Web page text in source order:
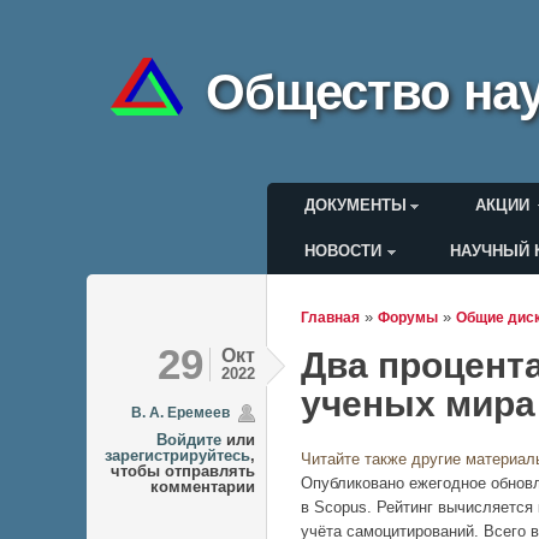
Общество
Главное меню
ДОКУМЕНТЫ АКЦИИ
Меню
НОВОСТИ НАУЧНЫЙ
Вы здесь
Главная » Форумы » Общие
29 Окт
2022
В. А. Еремеев
Войдите или
зарегистрируйтесь,
чтобы отправлять
комментарии
Два
ученых мира
Читайте также другие
Опубликовано ежегодное
в Scopus. Рейтинг
учёта самоцитирований. Всего